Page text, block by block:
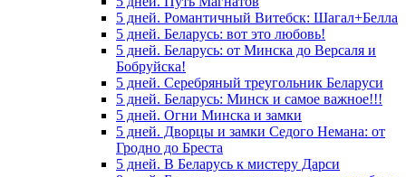
5 дней. Романтичный Витебск: Шагал+Белла
5 дней. Беларусь: вот это любовь!
5 дней. Беларусь: от Минска до Версаля и
Бобруйска!
5 дней. Серебряный треугольник Беларуси
5 дней. Беларусь: Минск и самое важное!!!
5 дней. Огни Минска и замки
5 дней. Дворцы и замки Седого Немана: от
Гродно до Бреста
5 дней. В Беларусь к мистеру Дарси